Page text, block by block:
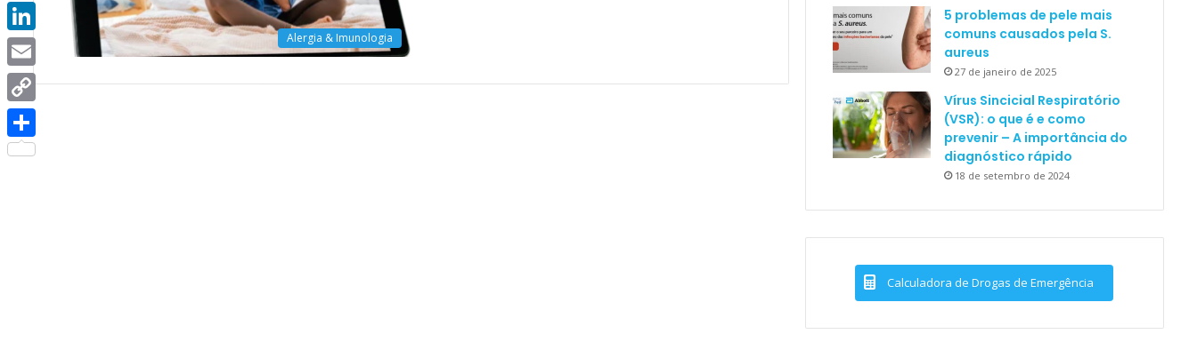
Alergia & Imunologia
5 problemas de pele mais
comuns causados pela S.
aureus
27 de janeiro de 2025
Vírus Sincicial Respiratório
(VSR): o que é e como
prevenir – A importância do
diagnóstico rápido
18 de setembro de 2024
Calculadora de Drogas de Emergência
Twitter
LinkedIn
Email
Copy
Link
Share